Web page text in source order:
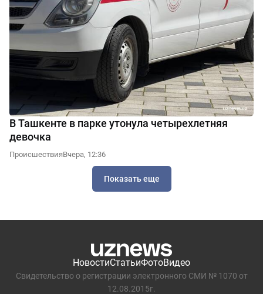
В Ташкенте в парке утонула четырехлетняя
девочка
ПроисшествияВчера, 12:36
Показать еще
НовостиСтатьиФотоВидео
Свидетельство о регистрации электронного СМИ № 1070 от
12.08.2015г.